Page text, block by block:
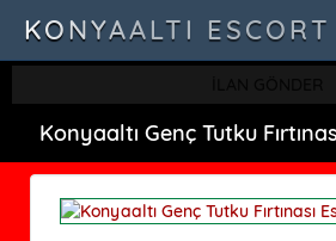
KONYAALTI ESCORT
Konyaaltı Genç Tutku